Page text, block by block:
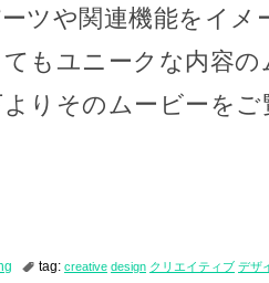
ツや関連機能をイメ
もユニークな内容
りそのムービーを
tag: creative design クリエイティブ デザ